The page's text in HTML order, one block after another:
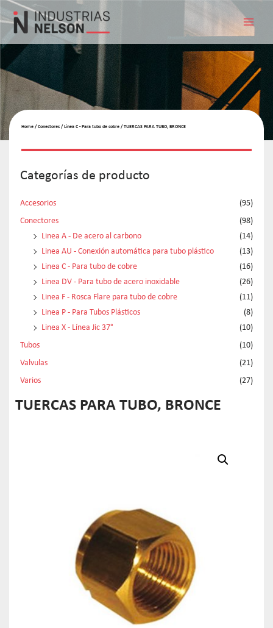
Home /Conectores /Linea C - Para tubo de cobre / TUERCAS PARA TUBO, BRONCE
Categorías de producto
Accesorios
(95)
Conectores
(98)
Linea A - De acero al carbono
(14)
Linea AU - Conexión automática para tubo plástico
(13)
Linea C - Para tubo de cobre
(16)
Linea DV - Para tubo de acero inoxidable
(26)
Linea F - Rosca Flare para tubo de cobre
(11)
Linea P - Para Tubos Plásticos
(8)
Linea X - Línea Jic 37°
(10)
Tubos
(10)
Valvulas
(21)
Varios
(27)
TUERCAS PARA TUBO, BRONCE